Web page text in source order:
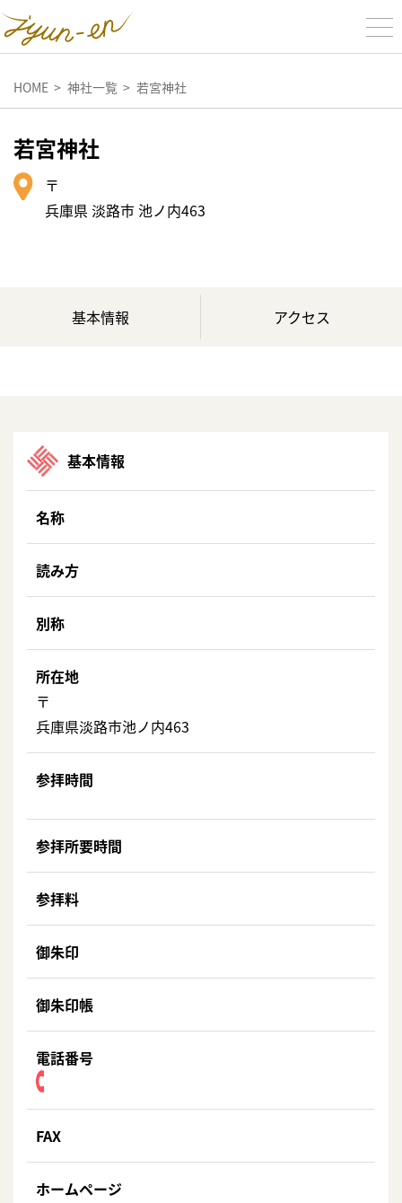
HOME 神社一覧 若宮神社
若宮神社
〒
兵庫県 淡路市 池ノ内463
基本情報 アクセス
基本情報
名称
読み方
別称
所在地
〒
兵庫県淡路市池ノ内463
参拝時間
参拝所要時間
参拝料
御朱印
御朱印帳
電話番号
FAX
ホームページ